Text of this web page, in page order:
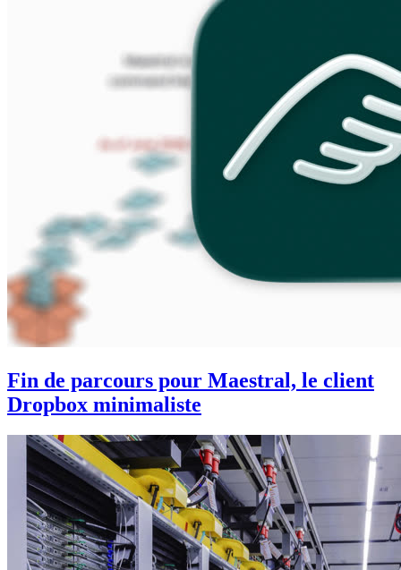
Fin de parcours pour Maestral, le client
Dropbox minimaliste